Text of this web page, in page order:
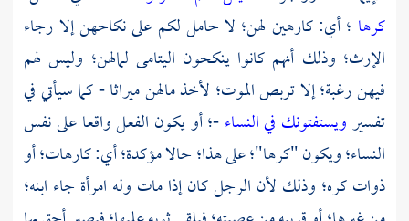
كرها ؛ أي: كارهين لهن؛ لا حامل لكم على نكاحهن إلا رجاء
الإرث؛ وذلك أنهم كانوا ينكحون اليتامى لمالهن؛ وليس لهم
فيهن رغبة؛ إلا تربص الموت؛ لأخذ مالهن ميراثا - كما سيأتي في
تفسيرويستفتونك في النساء-؛ أو يكون الفعل واقعا على نفس
النساء؛ ويكون "كرها"؛ على هذا؛ حالا مؤكدة؛ أي: كارهات؛ أو
ذوات كره؛ وذلك لأن الرجل كان إذا مات وله امرأة جاء ابنه؛